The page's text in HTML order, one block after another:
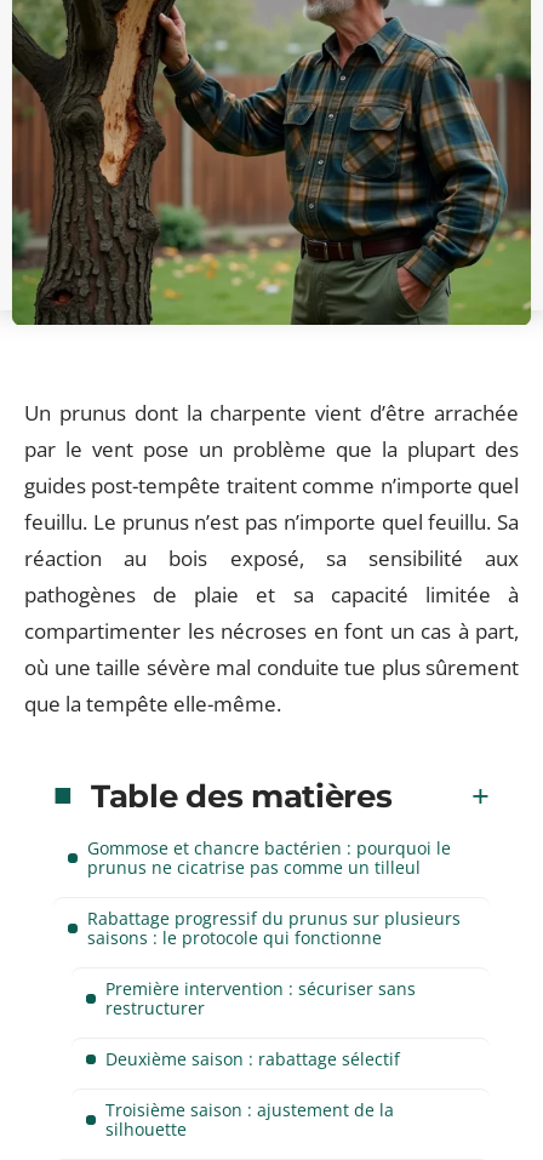
Un prunus dont la charpente vient d’être arrachée
par le vent pose un problème que la plupart des
guides post-tempête traitent comme n’importe quel
feuillu. Le prunus n’est pas n’importe quel feuillu. Sa
réaction au bois exposé, sa sensibilité aux
pathogènes de plaie et sa capacité limitée à
compartimenter les nécroses en font un cas à part,
où une taille sévère mal conduite tue plus sûrement
que la tempête elle-même.
Table des matières
Gommose et chancre bactérien : pourquoi le
prunus ne cicatrise pas comme un tilleul
Rabattage progressif du prunus sur plusieurs
saisons : le protocole qui fonctionne
Première intervention : sécuriser sans
restructurer
Deuxième saison : rabattage sélectif
Troisième saison : ajustement de la
silhouette